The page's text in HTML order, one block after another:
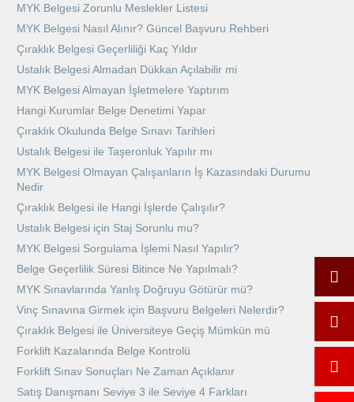
MYK Belgesi Zorunlu Meslekler Listesi
MYK Belgesi Nasıl Alınır? Güncel Başvuru Rehberi
Çıraklık Belgesi Geçerliliği Kaç Yıldır
Ustalık Belgesi Almadan Dükkan Açılabilir mi
MYK Belgesi Almayan İşletmelere Yaptırım
Hangi Kurumlar Belge Denetimi Yapar
Çıraklık Okulunda Belge Sınavı Tarihleri
Ustalık Belgesi ile Taşeronluk Yapılır mı
MYK Belgesi Olmayan Çalışanların İş Kazasındaki Durumu
Nedir
Çıraklık Belgesi ile Hangi İşlerde Çalışılır?
Ustalık Belgesi için Staj Sorunlu mu?
MYK Belgesi Sorgulama İşlemi Nasıl Yapılır?
Belge Geçerlilik Süresi Bitince Ne Yapılmalı?
MYK Sınavlarında Yanlış Doğruyu Götürür mü?
Vinç Sınavına Girmek için Başvuru Belgeleri Nelerdir?
Çıraklık Belgesi ile Üniversiteye Geçiş Mümkün mü
Forklift Kazalarında Belge Kontrolü
Forklift Sınav Sonuçları Ne Zaman Açıklanır
Satış Danışmanı Seviye 3 ile Seviye 4 Farkları